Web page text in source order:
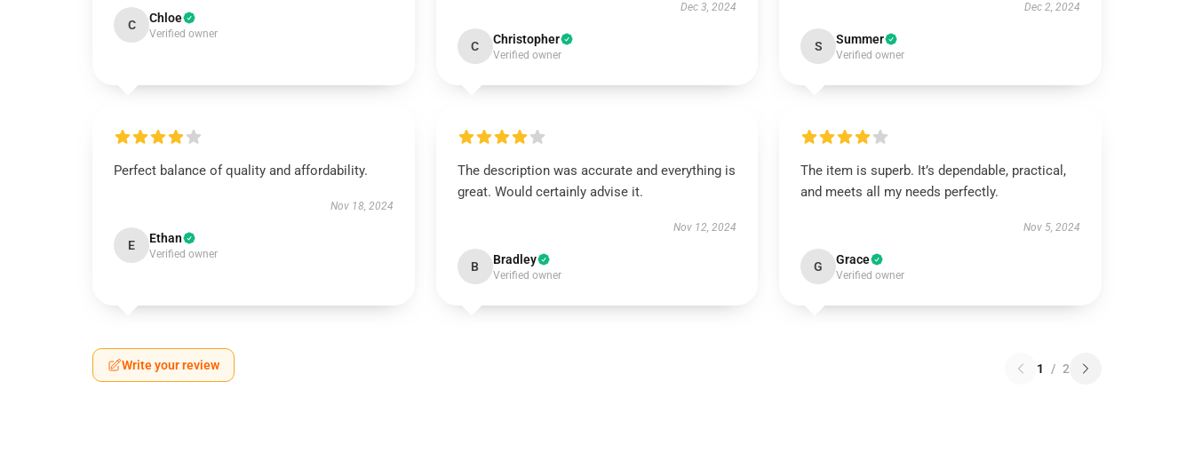
C Chloe
Verified owner
Dec 3, 2024
C Christopher
Verified owner
Dec 2, 2024
S Summer
Verified owner
Perfect balance of quality and affordability.
Nov 18, 2024
E Ethan
Verified owner
The description was accurate and everything is
great. Would certainly advise it.
Nov 12, 2024
B Bradley
Verified owner
The item is superb. It’s dependable, practical,
and meets all my needs perfectly.
Nov 5, 2024
G Grace
Verified owner
Write your review 1 / 2